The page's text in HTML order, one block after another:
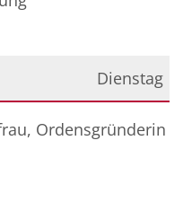
Dienstag
Ordensgründerin